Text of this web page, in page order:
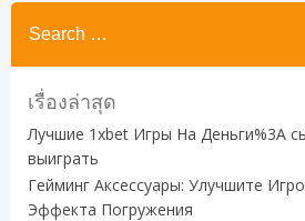
Search
for:
เรื่องล่าสุด
Лучшие 1xbet Игры На Деньги%3A
выиграть
Гейминг Аксессуары: Улучшите
Эффекта Погружения